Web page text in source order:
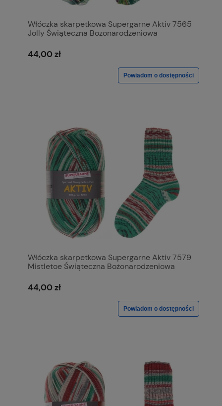
Włóczka skarpetkowa Supergarne Aktiv 7565
Jolly Świąteczna Bożonarodzeniowa
44,00 zł
Powiadom o dostępności
Włóczka skarpetkowa Supergarne Aktiv 7579
Mistletoe Świąteczna Bożonarodzeniowa
44,00 zł
Powiadom o dostępności